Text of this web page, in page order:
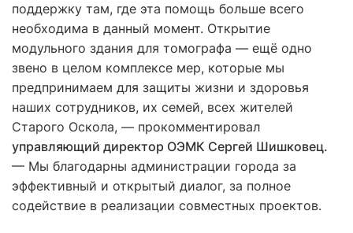
поддержку там, где эта помощь больше всего
необходима в данный момент. Открытие
модульного здания для томографа — ещё одно
звено в целом комплексе мер, которые мы
предпринимаем для защиты жизни и здоровья
наших сотрудников, их семей, всех жителей
Старого Оскола, — прокомментировал
управляющий директор ОЭМК Сергей Шишковец.
— Мы благодарны администрации города за
эффективный и открытый диалог, за полное
содействие в реализации совместных проектов.